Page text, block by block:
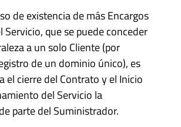
de existencia de más Encargos
Servicio, que se puede conceder
a un solo Cliente (por
de un dominio único), es
el cierre del Contrato y el Inicio
del Servicio la
parte del Suministrador.